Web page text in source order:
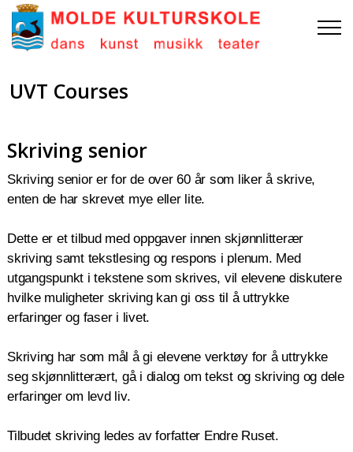
UVT Courses
Skriving senior
Skriving senior er for de over 60 år som liker å skrive,
enten de har skrevet mye eller lite.
Dette er et tilbud med oppgaver innen skjønnlitterær
skriving samt tekstlesing og respons i plenum. Med
utgangspunkt i tekstene som skrives, vil elevene diskutere
hvilke muligheter skriving kan gi oss til å uttrykke
erfaringer og faser i livet.
Skriving har som mål å gi elevene verktøy for å uttrykke
seg skjønnlitterært, gå i dialog om tekst og skriving og dele
erfaringer om levd liv.
Tilbudet skriving ledes av forfatter Endre Ruset.